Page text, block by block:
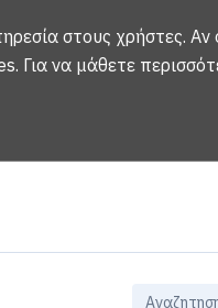
στους χρήστες. Αν
Για να μάθετε